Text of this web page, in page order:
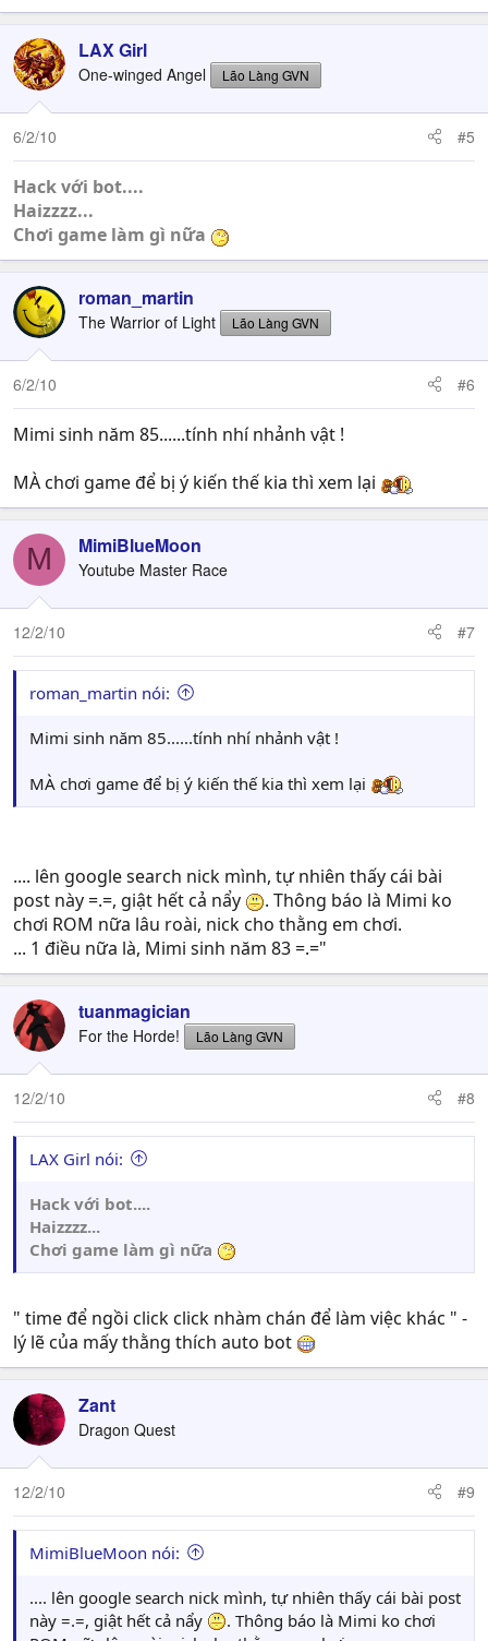
LAX Girl
One-winged Angel Lão Làng GVN
6/2/10 #5
Hack với bot....
Haizzzz...
Chơi game làm gì nữa
roman_martin
The Warrior of Light Lão Làng GVN
6/2/10 #6
Mimi sinh năm 85......tính nhí nhảnh vật !
MÀ chơi game để bị ý kiến thế kia thì xem lại
M MimiBlueMoon
Youtube Master Race
12/2/10 #7
roman_martin nói:
Mimi sinh năm 85......tính nhí nhảnh vật !
MÀ chơi game để bị ý kiến thế kia thì xem lại
.... lên google search nick mình, tự nhiên thấy cái bài
post này =.=, giật hết cả nẩy
. Thông báo là Mimi ko
chơi ROM nữa lâu roài, nick cho thằng em chơi.
... 1 điều nữa là, Mimi sinh năm 83 =.="
tuanmagician
For the Horde! Lão Làng GVN
12/2/10 #8
LAX Girl nói:
Hack với bot....
Haizzzz...
Chơi game làm gì nữa
" time để ngồi click click nhàm chán để làm việc khác " -
lý lẽ của mấy thằng thích auto bot
Zant
Dragon Quest
12/2/10 #9
MimiBlueMoon nói:
.... lên google search nick mình, tự nhiên thấy cái bài post
này =.=, giật hết cả nẩy
. Thông báo là Mimi ko chơi